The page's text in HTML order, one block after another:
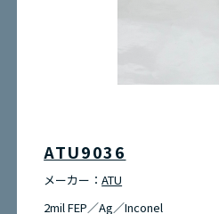
ATU9036
メーカー：ATU
2mil FEP／Ag／Inconel